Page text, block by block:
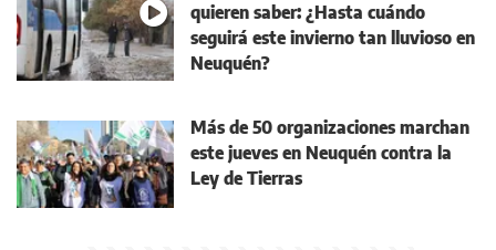
quieren saber: ¿Hasta cuándo
seguirá este invierno tan lluvioso en
Neuquén?
Más de 50 organizaciones marchan
este jueves en Neuquén contra la
Ley de Tierras